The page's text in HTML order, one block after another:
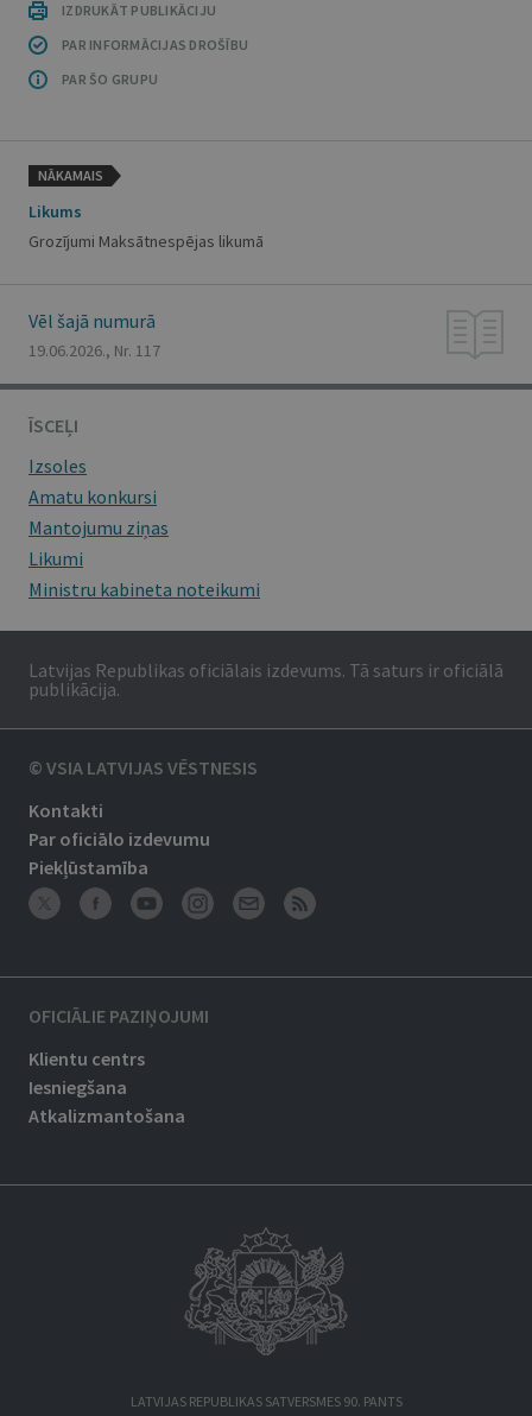
IZDRUKĀT PUBLIKĀCIJU
PAR INFORMĀCIJAS DROŠĪBU
PAR ŠO GRUPU
NĀKAMAIS
Likums
Grozījumi Maksātnespējas likumā
Vēl šajā numurā
19.06.2026., Nr. 117
ĪSCEĻI
Izsoles
Amatu konkursi
Mantojumu ziņas
Likumi
Ministru kabineta noteikumi
Latvijas Republikas oficiālais izdevums. Tā saturs ir oficiālā
publikācija.
© VSIA LATVIJAS VĒSTNESIS
Kontakti
Par oficiālo izdevumu
Piekļūstamība
OFICIĀLIE PAZIŅOJUMI
Klientu centrs
Iesniegšana
Atkalizmantošana
LATVIJAS REPUBLIKAS SATVERSMES 90. PANTS